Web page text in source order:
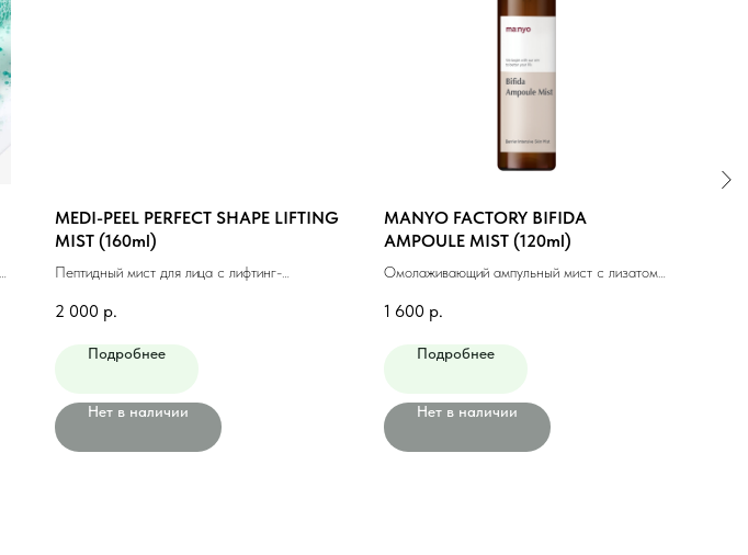
MEDI-PEEL PERFECT SHAPE LIFTING
MIST (160ml)
Пептидный мист для лица с лифтинг-
2 000 р.
Подробнее
Нет в наличии
MANYO FACTORY BIFIDA
AMPOULE MIST (120ml)
Омолаживающий ампульный мист с лизатом
1 600 р.
Подробнее
Нет в наличии